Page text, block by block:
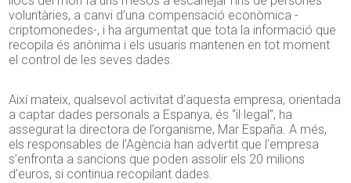
voluntàries, a canvi d’una compensació econòmica -
criptomonedes-, i ha argumentat que tota la informació que
recopila és anònima i els usuaris mantenen en tot moment
el control de les seves dades.
Així mateix, qualsevol activitat d’aquesta empresa, orientada
a captar dades personals a Espanya, és “il·legal”, ha
assegurat la directora de l’organisme, Mar España. A més,
els responsables de l’Agència han advertit que l’empresa
s’enfronta a sancions que poden assolir els 20 milions
d’euros, si continua recopilant dades.